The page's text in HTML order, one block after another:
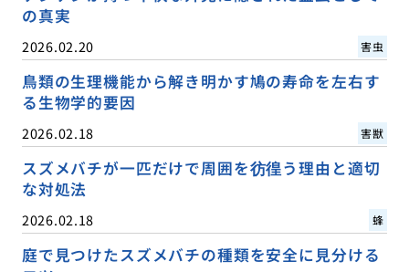
の真実
2026.02.20 害虫
鳥類の生理機能から解き明かす鳩の寿命を左右す
る生物学的要因
2026.02.18 害獣
スズメバチが一匹だけで周囲を彷徨う理由と適切
な対処法
2026.02.18 蜂
庭で見つけたスズメバチの種類を安全に見分ける